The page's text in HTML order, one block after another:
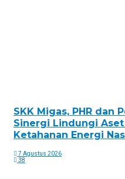
SKK Migas, PHR dan
Sinergi Lindungi
Ketahanan Energi
7 Agustus 2026
38